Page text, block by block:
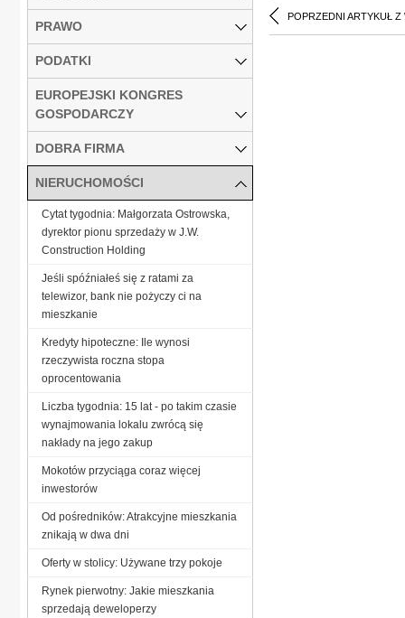
POPRZEDNI ARTYKUŁ Z
PRAWO
PODATKI
EUROPEJSKI KONGRES
GOSPODARCZY
DOBRA FIRMA
NIERUCHOMOŚCI
Cytat tygodnia: Małgorzata Ostrowska,
dyrektor pionu sprzedaży w J.W.
Construction Holding
Jeśli spóźniałeś się z ratami za
telewizor, bank nie pożyczy ci na
mieszkanie
Kredyty hipoteczne: Ile wynosi
rzeczywista roczna stopa
oprocentowania
Liczba tygodnia: 15 lat - po takim czasie
wynajmowania lokalu zwrócą się
nakłady na jego zakup
Mokotów przyciąga coraz więcej
inwestorów
Od pośredników: Atrakcyjne mieszkania
znikają w dwa dni
Oferty w stolicy: Używane trzy pokoje
Rynek pierwotny: Jakie mieszkania
sprzedają deweloperzy